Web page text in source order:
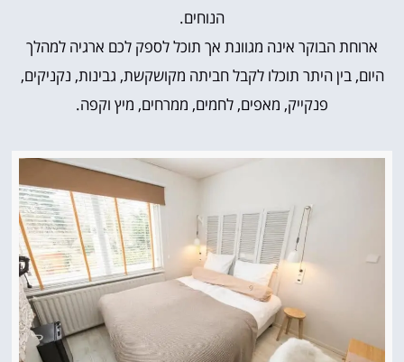
הנוחים.
ארוחת הבוקר אינה מגוונת אך תוכל לספק לכם ארגיה למהלך
היום, בין היתר תוכלו לקבל חביתה מקושקשת, גבינות, נקניקים,
פנקייק, מאפים, לחמים, ממרחים, מיץ וקפה.